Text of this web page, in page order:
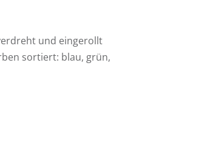
und eingerollt
sortiert: blau, grün,